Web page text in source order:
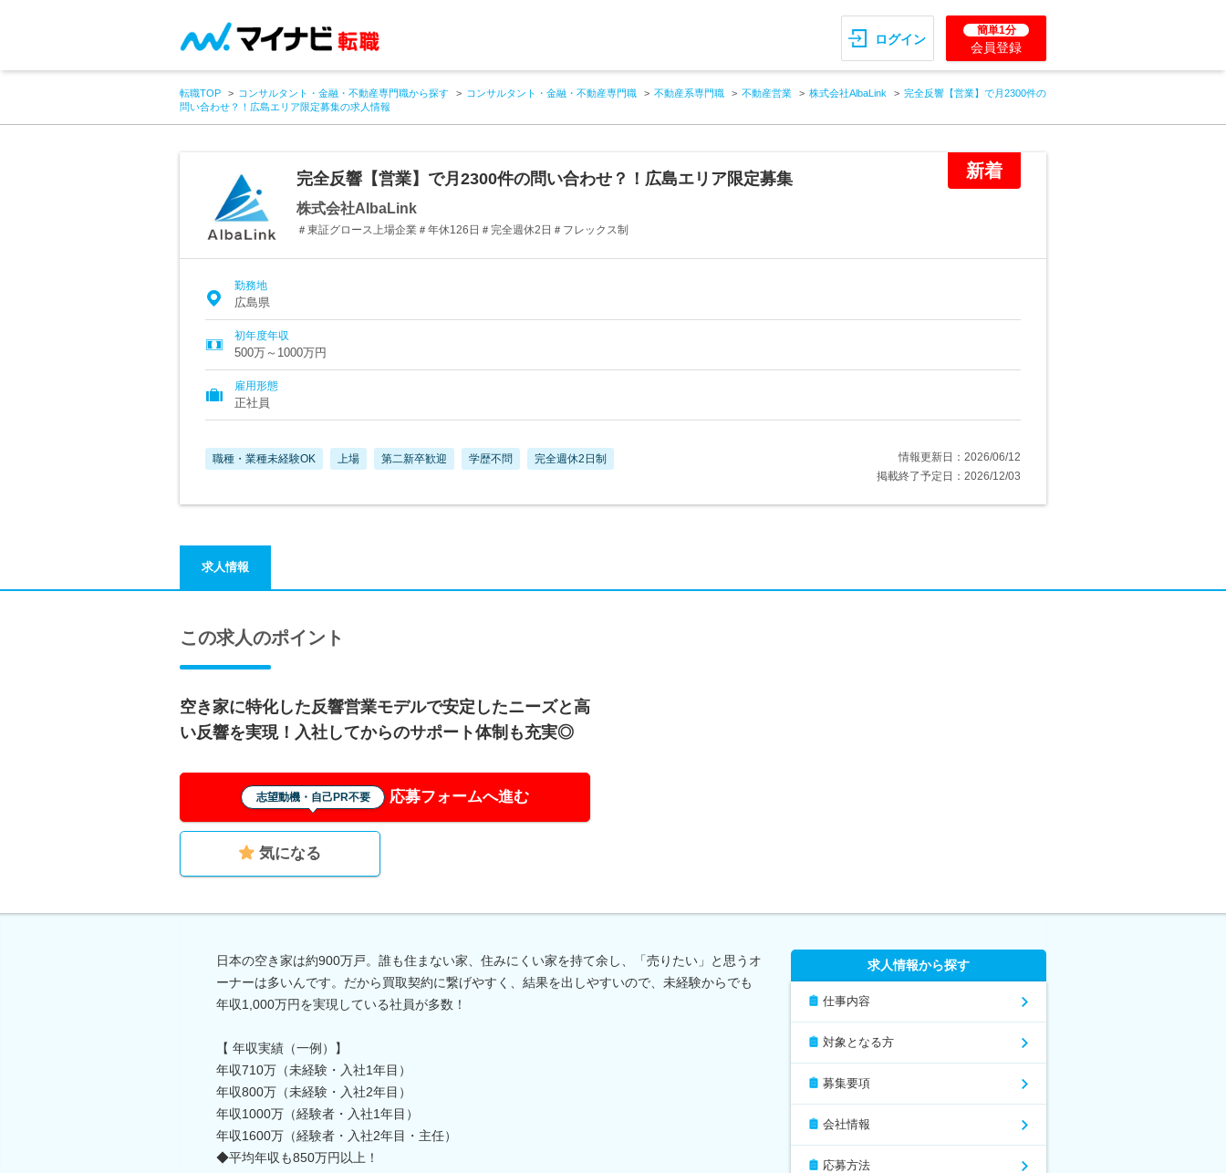
ログイン
簡単1分
会員登録
転職TOP コンサルタント・金融・不動産専門職から探す コンサルタント・金融・不動産専門職 不動産系専門職 不動産営業 株式会社AlbaLink
完全反響【営業】で月2300件の
問い合わせ？！広島エリア限定募集の求人情報
新着
完全反響【営業】で月2300件の問い合わせ？！広島エリア限定募集
株式会社AlbaLink
＃東証グロース上場企業＃年休126日＃完全週休2日＃フレックス制
勤務地
広島県
初年度年収
500万～1000万円
雇用形態
正社員
職種・業種未経験OK 上場 第二新卒歓迎 学歴不問 完全週休2日制
情報更新日：2026/06/12
掲載終了予定日：2026/12/03
求人情報
この求人のポイント
空き家に特化した反響営業モデルで安定したニーズと高
い反響を実現！入社してからのサポート体制も充実◎
志望動機・自己PR不要 応募フォームへ進む
気になる
日本の空き家は約900万戸。誰も住まない家、住みにくい家を持て余し、「売りたい」と思うオ
ーナーは多いんです。だから買取契約に繋げやすく、結果を出しやすいので、未経験からでも
年収1,000万円を実現している社員が多数！
【 年収実績（一例）】
年収710万（未経験・入社1年目）
年収800万（未経験・入社2年目）
年収1000万（経験者・入社1年目）
年収1600万（経験者・入社2年目・主任）
◆平均年収も850万円以上！
求人情報から探す
仕事内容
対象となる方
募集要項
会社情報
応募方法